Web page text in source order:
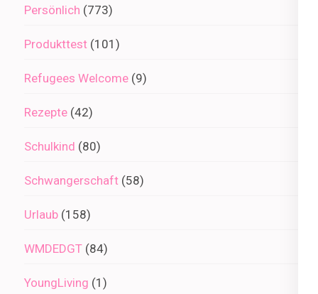
Persönlich (773)
Produkttest (101)
Refugees Welcome (9)
Rezepte (42)
Schulkind (80)
Schwangerschaft (58)
Urlaub (158)
WMDEDGT (84)
YoungLiving (1)